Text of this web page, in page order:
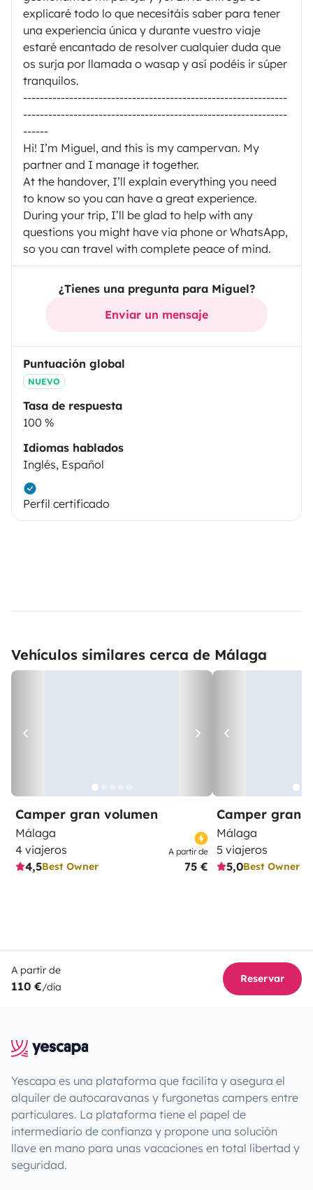
explicaré todo lo que necesitáis saber para tener
una experiencia única y durante vuestro viaje
estaré encantado de resolver cualquier duda que
os surja por llamada o wasap y así podéis ir súper
tranquilos.
---------------------------------------------------------------
---------------------------------------------------------------
------
Hi! I’m Miguel, and this is my campervan. My
partner and I manage it together.
At the handover, I’ll explain everything you need
to know so you can have a great experience.
During your trip, I’ll be glad to help with any
questions you might have via phone or WhatsApp,
so you can travel with complete peace of mind.
¿Tienes una pregunta para Miguel?
Enviar un mensaje
Puntuación global
NUEVO
Tasa de respuesta
100 %
Idiomas hablados
Inglés, Español
Perfil certificado
Vehículos similares cerca de Málaga
Camper gran volumen
Málaga
4 viajeros
4,5Best Owner
A partir de
75 €
Camper gran
Málaga
5 viajeros
5,0Best Owner
A partir de
110 €/día
Reservar
Yescapa es una plataforma que facilita y asegura el
alquiler de autocaravanas y furgonetas campers entre
particulares. La plataforma tiene el papel de
intermediario de confianza y propone una solución
llave en mano para unas vacaciones en total libertad y
seguridad.